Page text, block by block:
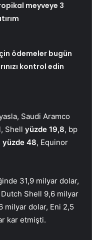
meyveye 3
ödemeler bugün
kontrol edin
Saudi Aramco
, Shell yüzde 19,8, bp
yüzde 48, Equinor
31,9 milyar dolar,
Shell 9,6 milyar
milyar dolar, Eni 2,5
kar etmişti.